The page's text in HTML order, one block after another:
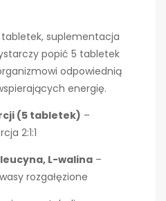
suplementacja
popić 5 tabletek
odpowiednią
energię.
(5 tabletek) –
2:1:1
L-walina –
rozgałęzione